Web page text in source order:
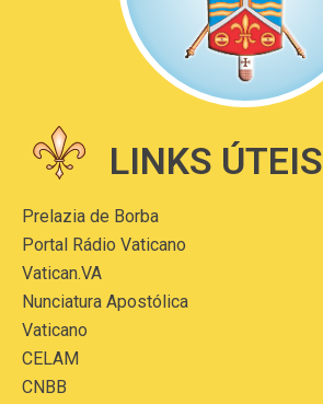
LINKS ÚTEIS
Prelazia de Borba
Portal Rádio Vaticano
Vatican.VA
Nunciatura Apostólica
Vaticano
CELAM
CNBB